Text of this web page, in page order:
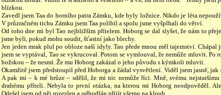
blízkou.
Zavedl jsem Taa do horního patra Zámku, kde byly ložnice. Nikdo je léta
V průzračném tichu Zámku jsem Taa políbil a spolu jsme vyšplhali do větví.
Od toho dne mi byl Tao nejbližším přítelem. Hoborg se dal slyšet, že nám to
jsme byli, pokud mohu soudit, šťastní jako blechy.
Jen jeden mrak plul po obloze naší idyly. Tao přede mnou měl tajemství.
jsem se vyptával, Tao se vykrucoval. Potom se vymlouval, že nemůže mluvit. Po
božskou – že nesmí. Že mu Hoborg zakázal o jeho původu s kýmkoli mluvit.
Okamžitě jsem předstoupil před Hoborga a žádal vysvětlení. Viděl jsem jasně,
A pak mi – k mé hrůze – sdělil, že mi nic nemůže říci. Mně, svému
drahému příteli. Nebyla to první otázka, na kterou mi Hoborg neodpověděl.
Odešel jsem od něj rozezlen a odhodlán přijít všemu na kloub.